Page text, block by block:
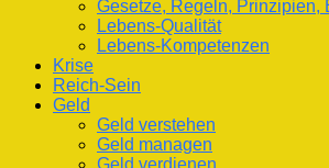
Gesetze, Regeln, Prinzipien,
Lebens-Qualität
Lebens-Kompetenzen
Krise
Reich-Sein
Geld
Geld verstehen
Geld managen
Geld verdienen